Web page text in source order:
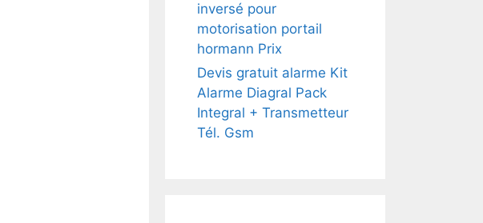
inversé pour
motorisation portail
hormann Prix
Devis gratuit alarme Kit
Alarme Diagral Pack
Integral + Transmetteur
Tél. Gsm